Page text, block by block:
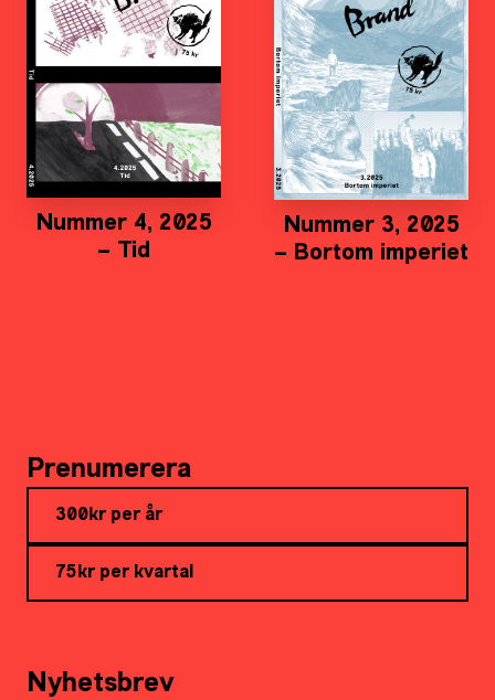
Nummer 4, 2025
– Tid
Nummer 3, 2025
– Bortom imperiet
Prenumerera
300kr per år
75kr per kvartal
Nyhetsbrev